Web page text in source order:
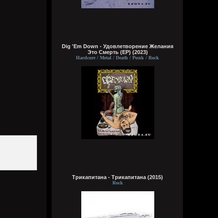
За мои зелёные глаза
Wirtuozik
16:14:24
Эй наринаринэла ай дари дари дари
Эй наринаринэла ай дари дари дари
Эй наринаринэла ааааа дари дада
Wirtuozik
16:12:44
16:12:17
Dig 'Em Down - Удовлетворение Желания
Это Смерть (EP) (2023)
Hardcore / Metal / Death / Punk / Rock
Трикапитана - Трикапитана (2015)
Rock